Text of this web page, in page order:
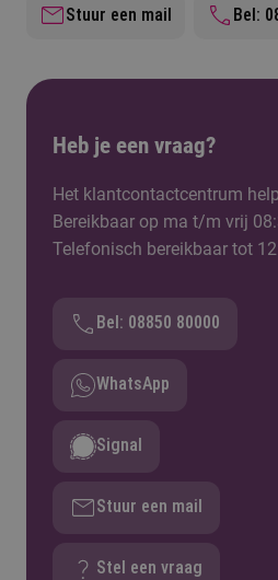
voortgezet onderwijs, dan
Docent Muziek nodig.
Stuur een mail Bel:
Heb je een vraag?
Het klantcontactcentrum
Bereikbaar op ma t/m vrij
Telefonisch bereikbaar tot
Bel: 08850 80000
WhatsApp
Signal
Stuur een mail
Stel een vraag